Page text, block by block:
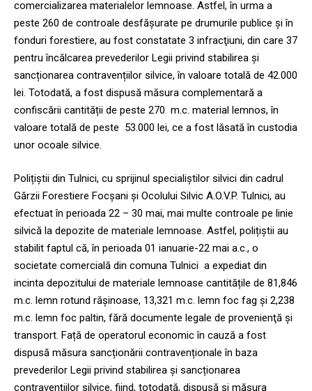
comercializarea materialelor lemnoase. Astfel, în urma a
peste 260 de controale desfășurate pe drumurile publice și în
fonduri forestiere, au fost constatate 3 infracţiuni, din care 37
pentru încălcarea prevederilor Legii privind stabilirea și
sancționarea contravențiilor silvice, în valoare totală de 42.000
lei. Totodată, a fost dispusă măsura complementară a
confiscării cantității de peste 270 m.c. material lemnos, în
valoare totală de peste 53.000 lei, ce a fost lăsată în custodia
unor ocoale silvice.
Polițiștii din Tulnici, cu sprijinul specialiştilor silvici din cadrul
Gărzii Forestiere Focşani şi Ocolului Silvic A.O.V.P. Tulnici, au
efectuat în perioada 22 – 30 mai, mai multe controale pe linie
silvică la depozite de materiale lemnoase. Astfel, polițiștii au
stabilit faptul că, în perioada 01 ianuarie-22 mai a.c., o
societate comercială din comuna Tulnici a expediat din
incinta depozitului de materiale lemnoase cantitățile de 81,846
m.c. lemn rotund rășinoase, 13,321 m.c. lemn foc fag și 2,238
m.c. lemn foc paltin, fără documente legale de provenienţă şi
transport. Față de operatorul economic în cauză a fost
dispusă măsura sancționării contravenționale în baza
prevederilor Legii privind stabilirea și sancționarea
contravențiilor silvice, fiind, totodată, dispusă și măsura